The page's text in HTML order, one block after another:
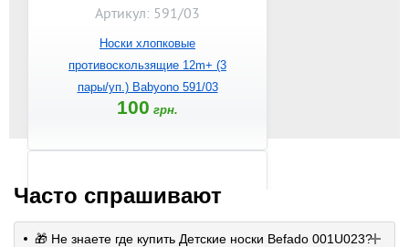
Артикул: 591/03
Носки хлопковые
противоскользящие 12m+ (3
пары/уп.) Babyono 591/03
100 грн.
Часто спрашивают
🎁 Не знаете где купить Детские носки Befado 001U023?